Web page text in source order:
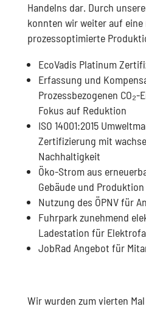
Handelns dar. Durch
konnten wir weiter auf
prozessoptimierte
EcoVadis Platinum
Erfassung und
Prozessbezogenen
Fokus auf Reduktion
ISO 14001:2015
Zertifizierung mit
Nachhaltigkeit
Öko-Strom aus
Gebäude und Produktion
Nutzung des ÖPNV für
Fuhrpark zunehmend
Ladestation für
JobRad Angebot für
Wir wurden zum vierten